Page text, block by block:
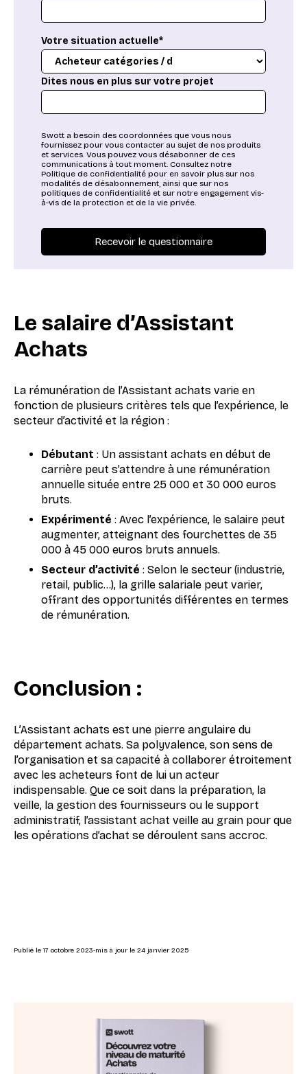
Votre situation actuelle*
Dites nous en plus sur votre projet
Swott a besoin des coordonnées que vous nous
fournissez pour vous contacter au sujet de nos produits
et services. Vous pouvez vous désabonner de ces
communications à tout moment. Consultez notre
Politique de confidentialité pour en savoir plus sur nos
modalités de désabonnement, ainsi que sur nos
politiques de confidentialité et sur notre engagement vis-
à-vis de la protection et de la vie privée.
Le salaire d’Assistant
Achats
La rémunération de l’Assistant achats varie en
fonction de plusieurs critères tels que l’expérience, le
secteur d’activité et la région :
Débutant : Un assistant achats en début de
carrière peut s’attendre à une rémunération
annuelle située entre 25 000 et 30 000 euros
bruts.
Expérimenté : Avec l’expérience, le salaire peut
augmenter, atteignant des fourchettes de 35
000 à 45 000 euros bruts annuels.
Secteur d’activité : Selon le secteur (industrie,
retail, public…), la grille salariale peut varier,
offrant des opportunités différentes en termes
de rémunération.
Conclusion :
L’Assistant achats est une pierre angulaire du
département achats. Sa polyvalence, son sens de
l’organisation et sa capacité à collaborer étroitement
avec les acheteurs font de lui un acteur
indispensable. Que ce soit dans la préparation, la
veille, la gestion des fournisseurs ou le support
administratif, l’assistant achat veille au grain pour que
les opérations d’achat se déroulent sans accroc.
Publié le 17 octobre 2023-mis à jour le 24 janvier 2025